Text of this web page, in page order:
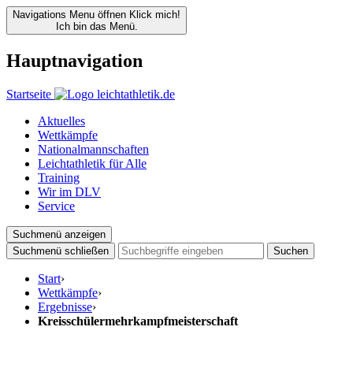
Navigations Menu öffnen Klick mich!
Ich bin das Menü.
Hauptnavigation
Startseite
Aktuelles
Wettkämpfe
Nationalmannschaften
Leichtathletik für Alle
Training
Wir im DLV
Service
Suchmenü anzeigen
Suchmenü schließen
Suchen
Start›
Wettkämpfe›
Ergebnisse›
Kreisschülermehrkampfmeisterschaft